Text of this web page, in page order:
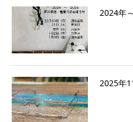
2024年
2025年